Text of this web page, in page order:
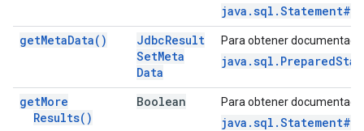
getMetaData( ) JdbcResult
SetMeta
Data
Para obtener
getMore
Results( )
Boolean Para obtener